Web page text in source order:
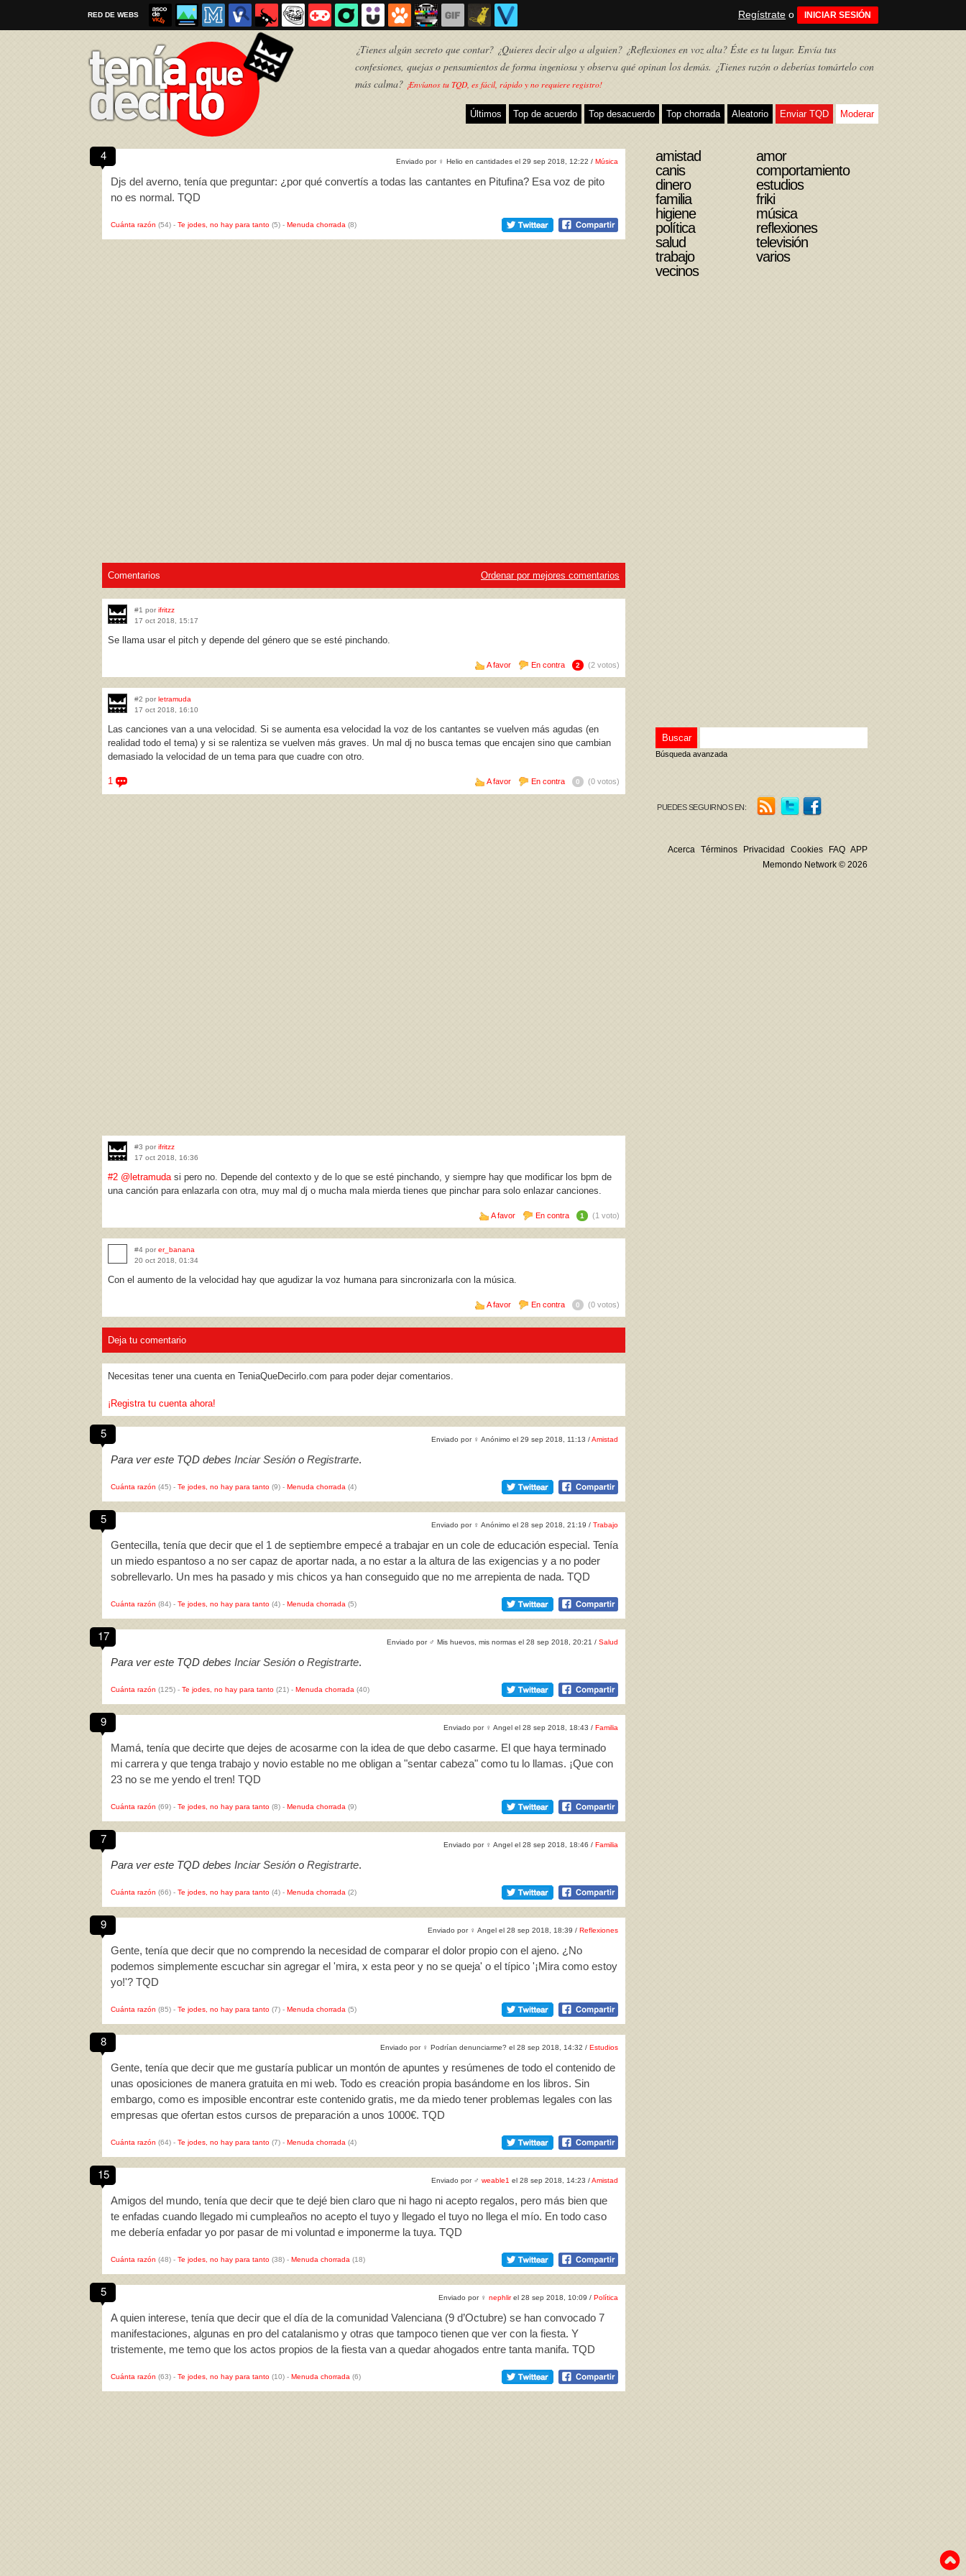
RED DE WEBS Regístrate o INICIAR SESIÓN
¿Tienes algún secreto que contar? ¿Quieres decir algo a alguien? ¿Reflexiones en voz alta? Éste es tu lugar. Envía tus
confesiones, quejas o pensamientos de forma ingeniosa y observa qué opinan los demás. ¿Tienes razón o deberías tomártelo con
más calma? ¡Envíanos tu TQD, es fácil, rápido y no requiere registro!
Últimos Top de acuerdo Top desacuerdo Top chorrada Aleatorio Enviar TQD Moderar
4 Enviado por ♀ Helio en cantidades el 29 sep 2018, 12:22 / Música
Djs del averno, tenía que preguntar: ¿por qué convertís a todas las cantantes en Pitufina? Esa voz de pito
no es normal. TQD
Cuánta razón (54) - Te jodes, no hay para tanto (5) - Menuda chorrada (8)
Comentarios Ordenar por mejores comentarios
#1 por ifritzz
17 oct 2018, 15:17
Se llama usar el pitch y depende del género que se esté pinchando.
A favor En contra 2 (2 votos)
#2 por letramuda
17 oct 2018, 16:10
Las canciones van a una velocidad. Si se aumenta esa velocidad la voz de los cantantes se vuelven más agudas (en
realidad todo el tema) y si se ralentiza se vuelven más graves. Un mal dj no busca temas que encajen sino que cambian
demasiado la velocidad de un tema para que cuadre con otro.
1 A favor En contra 0 (0 votos)
#3 por ifritzz
17 oct 2018, 16:36
#2 @letramudasi pero no. Depende del contexto y de lo que se esté pinchando, y siempre hay que modificar los bpm de
una canción para enlazarla con otra, muy mal dj o mucha mala mierda tienes que pinchar para solo enlazar canciones.
A favor En contra 1 (1 voto)
#4 por er_banana
20 oct 2018, 01:34
Con el aumento de la velocidad hay que agudizar la voz humana para sincronizarla con la música.
A favor En contra 0 (0 votos)
Deja tu comentario
Necesitas tener una cuenta en TeniaQueDecirlo.com para poder dejar comentarios.
¡Registra tu cuenta ahora!
5 Enviado por ♀ Anónimo el 29 sep 2018, 11:13 /Amistad
Para ver este TQD debes Inciar Sesión o Registrarte.
Cuánta razón (45) - Te jodes, no hay para tanto (9) - Menuda chorrada (4)
5 Enviado por ♀ Anónimo el 28 sep 2018, 21:19 / Trabajo
Gentecilla, tenía que decir que el 1 de septiembre empecé a trabajar en un cole de educación especial. Tenía
un miedo espantoso a no ser capaz de aportar nada, a no estar a la altura de las exigencias y a no poder
sobrellevarlo. Un mes ha pasado y mis chicos ya han conseguido que no me arrepienta de nada. TQD
Cuánta razón (84) - Te jodes, no hay para tanto (4) - Menuda chorrada (5)
17 Enviado por ♂ Mis huevos, mis normas el 28 sep 2018, 20:21 / Salud
Para ver este TQD debes Inciar Sesión o Registrarte.
Cuánta razón (125) - Te jodes, no hay para tanto (21) - Menuda chorrada (40)
9 Enviado por ♀ Angel el 28 sep 2018, 18:43 / Familia
Mamá, tenía que decirte que dejes de acosarme con la idea de que debo casarme. El que haya terminado
mi carrera y que tenga trabajo y novio estable no me obligan a "sentar cabeza" como tu lo llamas. ¡Que con
23 no se me yendo el tren! TQD
Cuánta razón (69) - Te jodes, no hay para tanto (8) - Menuda chorrada (9)
7 Enviado por ♀ Angel el 28 sep 2018, 18:46 / Familia
Para ver este TQD debes Inciar Sesión o Registrarte.
Cuánta razón (66) - Te jodes, no hay para tanto (4) - Menuda chorrada (2)
9 Enviado por ♀ Angel el 28 sep 2018, 18:39 / Reflexiones
Gente, tenía que decir que no comprendo la necesidad de comparar el dolor propio con el ajeno. ¿No
podemos simplemente escuchar sin agregar el 'mira, x esta peor y no se queja' o el típico '¡Mira como estoy
yo!'? TQD
Cuánta razón (85) - Te jodes, no hay para tanto (7) - Menuda chorrada (5)
8 Enviado por ♀ Podrían denunciarme? el 28 sep 2018, 14:32 / Estudios
Gente, tenía que decir que me gustaría publicar un montón de apuntes y resúmenes de todo el contenido de
unas oposiciones de manera gratuita en mi web. Todo es creación propia basándome en los libros. Sin
embargo, como es imposible encontrar este contenido gratis, me da miedo tener problemas legales con las
empresas que ofertan estos cursos de preparación a unos 1000€. TQD
Cuánta razón (64) - Te jodes, no hay para tanto (7) - Menuda chorrada (4)
15 Enviado por ♂ weable1 el 28 sep 2018, 14:23 /Amistad
Amigos del mundo, tenía que decir que te dejé bien claro que ni hago ni acepto regalos, pero más bien que
te enfadas cuando llegado mi cumpleaños no acepto el tuyo y llegado el tuyo no llega el mío. En todo caso
me debería enfadar yo por pasar de mi voluntad e imponerme la tuya. TQD
Cuánta razón (48) - Te jodes, no hay para tanto (38) - Menuda chorrada (18)
5 Enviado por ♀ nephlirel 28 sep 2018, 10:09 / Política
A quien interese, tenía que decir que el día de la comunidad Valenciana (9 d’Octubre) se han convocado 7
manifestaciones, algunas en pro del catalanismo y otras que tampoco tienen que ver con la fiesta. Y
tristemente, me temo que los actos propios de la fiesta van a quedar ahogados entre tanta manifa. TQD
Cuánta razón (63) - Te jodes, no hay para tanto (10) - Menuda chorrada (6)
amistad
amor
canis
comportamiento
dinero
estudios
familia
friki
higiene
música
política
reflexiones
salud
televisión
trabajo
varios
vecinos
Búsqueda avanzada
PUEDES SEGUIRNOS EN:
Acerca Términos Privacidad Cookies FAQ APP
Memondo Network © 2026